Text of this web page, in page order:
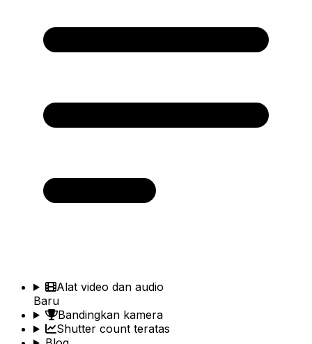
Alat video dan audio
Baru
Bandingkan kamera
Shutter count teratas